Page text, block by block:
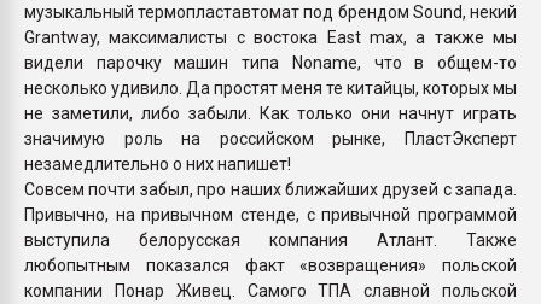
музыкальный термопластавтомат под брендом Sound, некий
Grantway, максималисты с востока East max, а также мы
видели парочку машин типа Noname, что в общем-то
несколько удивило. Да простят меня те китайцы, которых мы
не заметили, либо забыли. Как только они начнут играть
значимую роль на российском рынке, ПластЭксперт
незамедлительно о них напишет!
Совсем почти забыл, про наших ближайших друзей с запада.
Привычно, на привычном стенде, с привычной программой
выступила белорусская компания Атлант. Также
любопытным показался факт «возвращения» польской
компании Понар Живец. Самого ТПА славной польской